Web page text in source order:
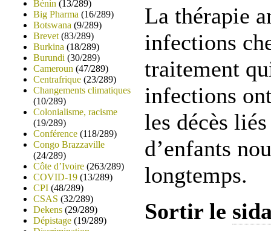
Bénin (13/289)
Big Pharma (16/289)
Botswana (9/289)
Brevet (83/289)
Burkina (18/289)
Burundi (30/289)
Cameroun (47/289)
Centrafrique (23/289)
Changements climatiques
(10/289)
Colonialisme, racisme
(19/289)
Conférence (118/289)
Congo Brazzaville
(24/289)
Côte d’Ivoire (263/289)
COVID-19 (13/289)
CPI (48/289)
CSAS (32/289)
Dekens (29/289)
Dépistage (19/289)
La thérapie
infections
traitement
infections
les décès
d’enfants
longtemps.
Sortir le